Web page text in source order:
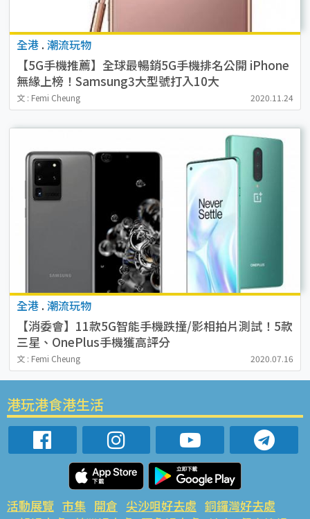
全港 . 潮流玩物
【5G手機推薦】全球最暢銷5G手機排名公開 iPhone
無緣上榜！Samsung3大型號打入10大
文 : Femi Cheung 2020.11.24
全港 . 潮流玩物
【消委會】11款5G智能手機跌撞/影相拍片測試！5款
三星、OnePlus手機獲高評分
文 : Femi Cheung 2020.07.16
港玩港食港生活
活動展覽 市集 開倉 尖沙咀好去處 銅鑼灣好去處